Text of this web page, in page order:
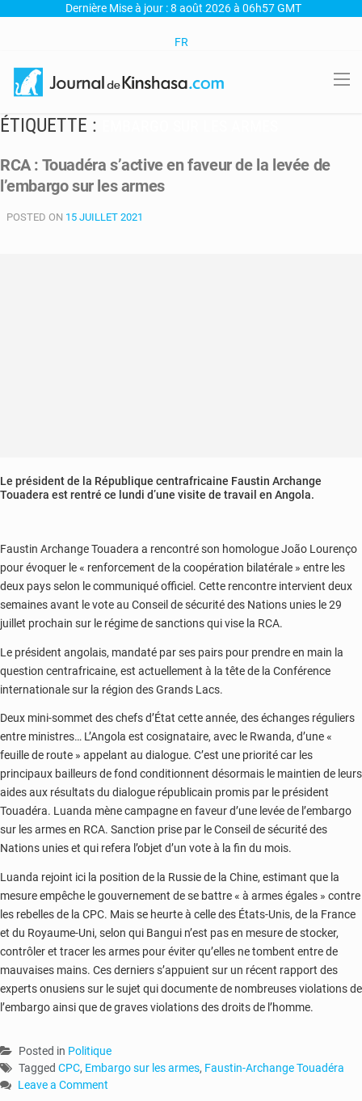
Dernière Mise à jour : 8 août 2026 à 06h57 GMT
FR
ÉTIQUETTE :
RCA : Touadéra s’active en faveur de la levée de
l’embargo sur les armes
POSTED ON 15 JUILLET 2021
Le président de la République centrafricaine Faustin Archange
Touadera est rentré ce lundi d’une visite de travail en Angola.
Faustin Archange Touadera a rencontré son homologue João Lourenço
pour évoquer le « renforcement de la coopération bilatérale » entre les
deux pays selon le communiqué officiel. Cette rencontre intervient deux
semaines avant le vote au Conseil de sécurité des Nations unies le 29
juillet prochain sur le régime de sanctions qui vise la RCA.
Le président angolais, mandaté par ses pairs pour prendre en main la
question centrafricaine, est actuellement à la tête de la Conférence
internationale sur la région des Grands Lacs.
Deux mini-sommet des chefs d’État cette année, des échanges réguliers
entre ministres… L’Angola est cosignataire, avec le Rwanda, d’une «
feuille de route » appelant au dialogue. C’est une priorité car les
principaux bailleurs de fond conditionnent désormais le maintien de leurs
aides aux résultats du dialogue républicain promis par le président
Touadéra. Luanda mène campagne en faveur d’une levée de l’embargo
sur les armes en RCA. Sanction prise par le Conseil de sécurité des
Nations unies et qui refera l’objet d’un vote à la fin du mois.
Luanda rejoint ici la position de la Russie de la Chine, estimant que la
mesure empêche le gouvernement de se battre « à armes égales » contre
les rebelles de la CPC. Mais se heurte à celle des États-Unis, de la France
et du Royaume-Uni, selon qui Bangui n’est pas en mesure de stocker,
contrôler et tracer les armes pour éviter qu’elles ne tombent entre de
mauvaises mains. Ces derniers s’appuient sur un récent rapport des
experts onusiens sur le sujet qui documente de nombreuses violations de
l’embargo ainsi que de graves violations des droits de l’homme.
Posted in Politique
Tagged CPC, Embargo sur les armes, Faustin-Archange Touadéra
Leave a Comment